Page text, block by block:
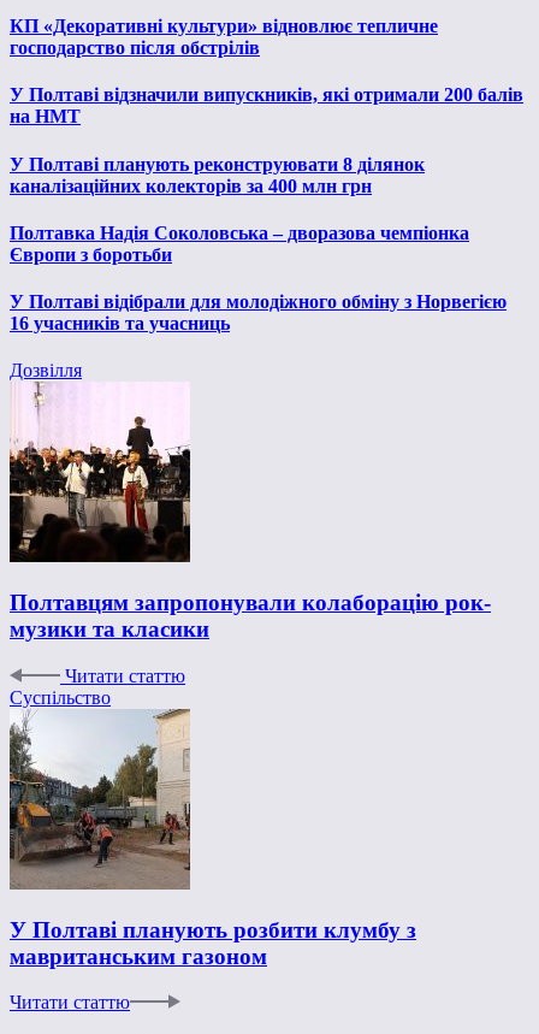
КП «Декоративні культури» відновлює тепличне
господарство після обстрілів
У Полтаві відзначили випускників, які отримали 200 балів
на НМТ
У Полтаві планують реконструювати 8 ділянок
каналізаційних колекторів за 400 млн грн
Полтавка Надія Соколовська – дворазова чемпіонка
Європи з боротьби
У Полтаві відібрали для молодіжного обміну з Норвегією
16 учасників та учасниць
Дозвілля
Полтавцям запропонували колаборацію рок-
музики та класики
Читати статтю
Суспільство
У Полтаві планують розбити клумбу з
мавританським газоном
Читати статтю